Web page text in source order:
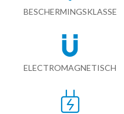
BESCHERMINGSKLASSE
ELECTROMAGNETISCH